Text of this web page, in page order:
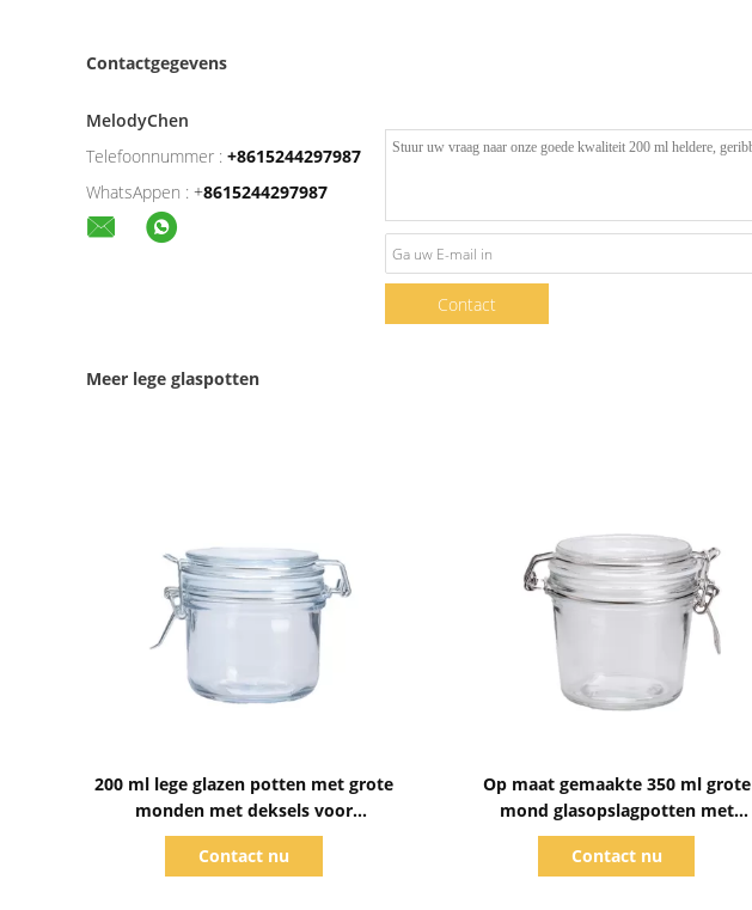
Contactgegevens
MelodyChen
Telefoonnummer : +8615244297987
WhatsAppen : +8615244297987
Contact
Meer lege glaspotten
200 ml lege glazen potten met grote
monden met deksels voor
voedselopslag
Contact nu
Op maat gemaakte 350 ml grote
mond glasopslagpotten met
luchtdichte deksels
Contact nu